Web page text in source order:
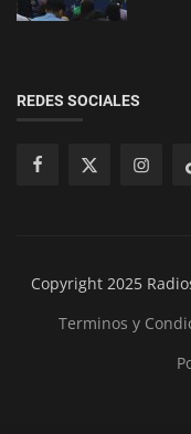
REDES SOCIALES
Copyright 2025
Terminos y